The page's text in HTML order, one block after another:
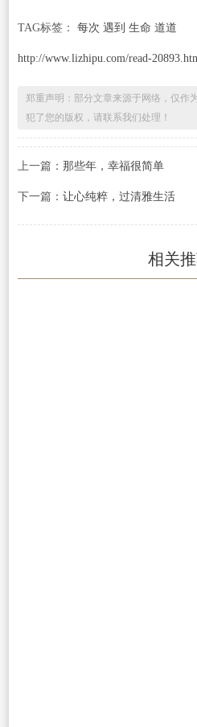
TAG标签： 每次 遇到 生命 道道
http://www.lizhipu.com/read-
郑重声明：部分文章来源于网络，仅作
犯了您的版权，请联系我们处理！
上一篇： 那些年，幸福很简单
下一篇： 让心纯粹，过清雅生活
相关